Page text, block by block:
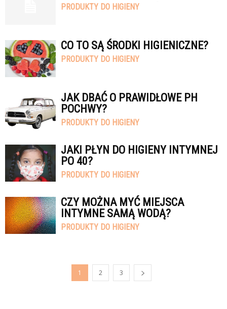
PRODUKTY DO HIGIENY
CO TO SĄ ŚRODKI HIGIENICZNE?
PRODUKTY DO HIGIENY
JAK DBAĆ O PRAWIDŁOWE PH
POCHWY?
PRODUKTY DO HIGIENY
JAKI PŁYN DO HIGIENY INTYMNEJ
PO 40?
PRODUKTY DO HIGIENY
CZY MOŻNA MYĆ MIEJSCA
INTYMNE SAMĄ WODĄ?
PRODUKTY DO HIGIENY
1 2 3